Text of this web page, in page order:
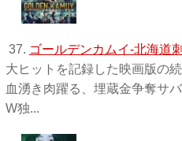
37. ゴールデンカムイ-北海道
大ヒットを記録した映画版の
血湧き肉躍る、埋蔵金争奪サ
W独 ...